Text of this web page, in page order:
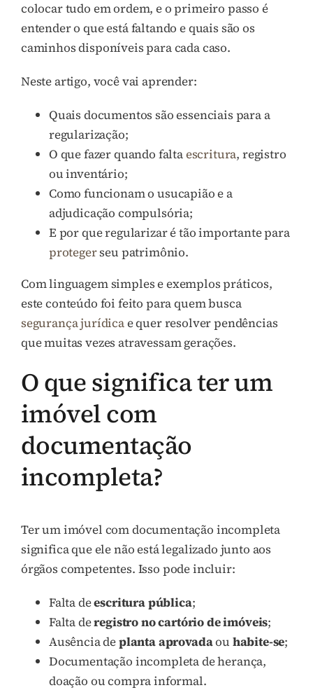
colocar tudo em ordem, e o primeiro passo é
entender o que está faltando e quais são os
caminhos disponíveis para cada caso.
Neste artigo, você vai aprender:
Quais documentos são essenciais para a
regularização;
O que fazer quando faltaescritura, registro
ou inventário;
Como funcionam o usucapião e a
adjudicação compulsória;
E por que regularizar é tão importante para
protegerseu patrimônio.
Com linguagem simples e exemplos práticos,
este conteúdo foi feito para quem busca
segurança jurídicae quer resolver pendências
que muitas vezes atravessam gerações.
O que significa ter um
imóvel com
documentação
incompleta?
Ter um imóvel com documentação incompleta
significa que ele não está legalizado junto aos
órgãos competentes. Isso pode incluir:
Falta deescritura pública;
Falta deregistro no cartório de imóveis;
Ausência deplanta aprovadaou habite-se;
Documentação incompleta de herança,
doação ou compra informal.